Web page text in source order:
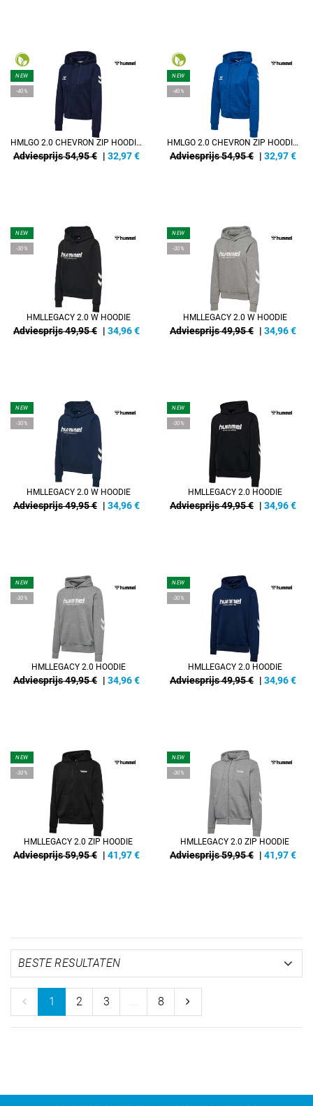
NEW
-40%
HMLGO 2.0 CHEVRON ZIP HOODIE WOMAN
Adviesprijs 54,95 € | 32,97€
NEW
-40%
HMLGO 2.0 CHEVRON ZIP HOODIE WOMAN
Adviesprijs 54,95 € | 32,97€
NEW
-30%
HMLLEGACY 2.0 W HOODIE
Adviesprijs 49,95 € | 34,96€
NEW
-30%
HMLLEGACY 2.0 W HOODIE
Adviesprijs 49,95 € | 34,96€
NEW
-30%
HMLLEGACY 2.0 W HOODIE
Adviesprijs 49,95 € | 34,96€
NEW
-30%
HMLLEGACY 2.0 HOODIE
Adviesprijs 49,95 € | 34,96€
NEW
-30%
HMLLEGACY 2.0 HOODIE
Adviesprijs 49,95 € | 34,96€
NEW
-30%
HMLLEGACY 2.0 HOODIE
Adviesprijs 49,95 € | 34,96€
NEW
-30%
HMLLEGACY 2.0 ZIP HOODIE
Adviesprijs 59,95 € | 41,97€
NEW
-30%
HMLLEGACY 2.0 ZIP HOODIE
Adviesprijs 59,95 € | 41,97€
1 2 3 ... 8